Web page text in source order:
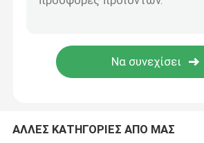
υποβολή
Συσκευαστής σωλήνων
ΑΛΛΕΣ ΚΑΤΗΓΟΡΙΕΣ ΑΠΟ ΜΑΣ